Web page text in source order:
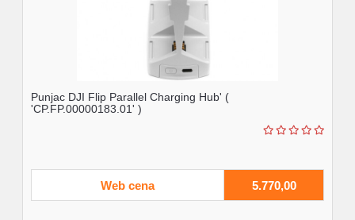
Punjac DJI Flip Parallel Charging Hub' (
'CP.FP.00000183.01' )
Web cena 5.770,00